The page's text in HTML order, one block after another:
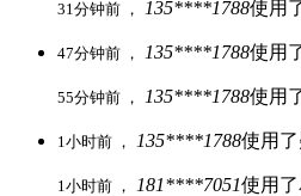
31分钟前 ， 135****1788使用
47分钟前 ， 135****1788使用
55分钟前 ， 135****1788使用
1小时前 ， 135****1788使用
1小时前 ， 181****7051使用了